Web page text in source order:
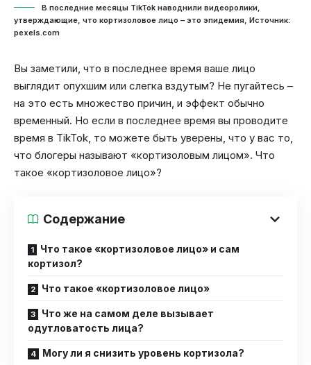
В последние месяцы TikTok наводнили видеоролики,
утверждающие, что кортизоловое лицо – это эпидемия, Источник:
pexels.com
Вы заметили, что в последнее время ваше лицо
выглядит опухшим или слегка вздутым? Не пугайтесь –
на это есть множество причин, и эффект обычно
временный. Но если в последнее время вы проводите
время в TikTok, то можете быть уверены, что у вас то,
что блогеры называют «кортизоловым лицом». Что
такое «кортизоловое лицо»?
Содержание
Что такое «кортизоловое лицо» и сам
кортизол?
Что такое «кортизоловое лицо»
Что же на самом деле вызывает
одутловатость лица?
Могу ли я снизить уровень кортизола?